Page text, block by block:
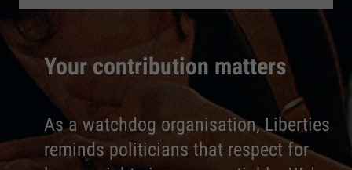
Your contribution matters
As a watchdog organisation, Liberties
reminds politicians that respect for